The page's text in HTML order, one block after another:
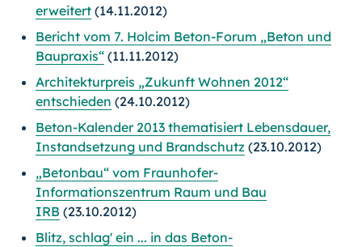
erweitert (14.11.2012)
Bericht vom 7. Holcim Beton-Forum „Beton und
Baupraxis“ (11.11.2012)
Architekturpreis „Zukunft Wohnen 2012“
entschieden (24.10.2012)
Beton-Kalender 2013 thematisiert Lebensdauer,
Instandsetzung und Brandschutz (23.10.2012)
„Betonbau“ vom Fraunhofer-
Informationszentrum Raum und Bau
IRB (23.10.2012)
Blitz, schlag' ein ... in das Beton-